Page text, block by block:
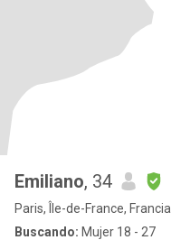
Emiliano, 34
Paris, Île-de-France, Francia
Buscando: Mujer 18 - 27